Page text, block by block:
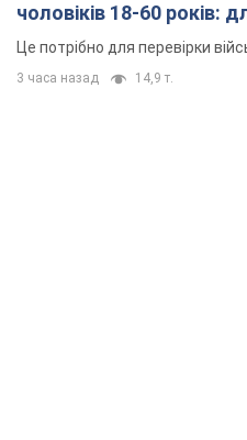
чоловіків 18-60 років:
Це потрібно для перевірки
3 часа назад 14,9 т.